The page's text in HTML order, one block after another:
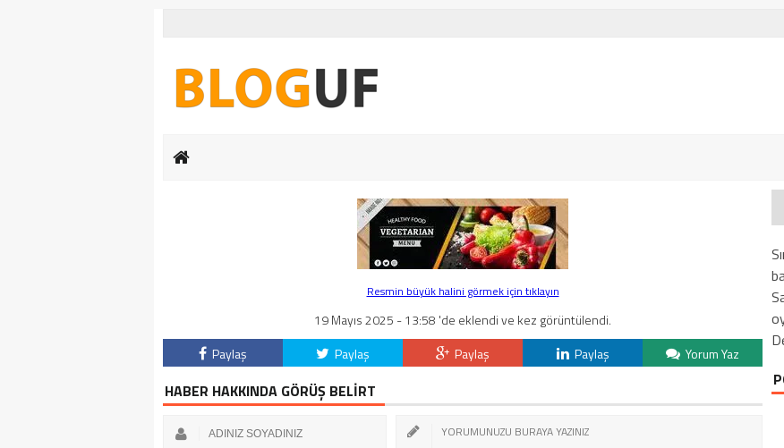
Resmin büyük halini görmek için tıklayın
19 Mayıs 2025 - 13:58 'de eklendi ve kez görüntülendi.
Paylaş
Paylaş Paylaş Paylaş Yorum Yaz
HABER HAKKINDA GÖRÜŞ BELİRT